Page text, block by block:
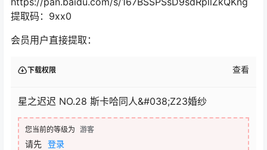
提取码：9xx0
会员用户直接提取：
下载权限 查看
星之迟迟 NO.28 斯卡哈同人&#038;Z23婚纱
您当前的等级为 游客
请先 登录